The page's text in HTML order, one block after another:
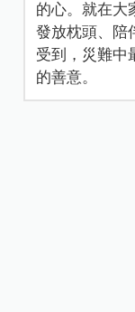
的心。就在大
發放枕頭、陪
受到，災難中
的善意。